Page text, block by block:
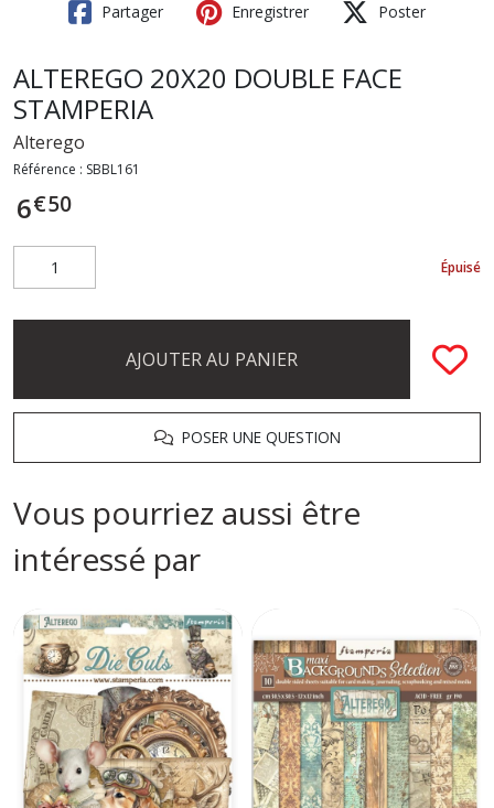
Partager Enregistrer Poster
ALTEREGO 20X20 DOUBLE FACE
STAMPERIA
Alterego
Référence : SBBL161
6€50
Épuisé
AJOUTER AU PANIER
POSER UNE QUESTION
Vous pourriez aussi être
intéressé par